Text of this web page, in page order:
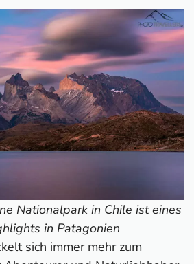
Nationalpark in Chile ist eines
in Patagonien
sich immer mehr zum